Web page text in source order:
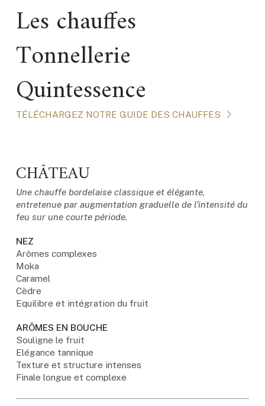
Les chauffes
Tonnellerie
Quintessence
TÉLÉCHARGEZ NOTRE GUIDE DES CHAUFFES
CHÂTEAU
Une chauffe bordelaise classique et élégante,
entretenue par augmentation graduelle de l'intensité du
feu sur une courte période.
NEZ
Arômes complexes
Moka
Caramel
Cèdre
Equilibre et intégration du fruit
ARÔMES EN BOUCHE
Souligne le fruit
Elégance tannique
Texture et structure intenses
Finale longue et complexe